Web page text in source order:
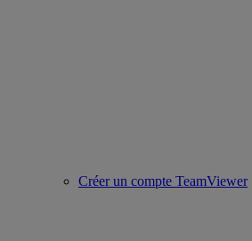
Créer un compte TeamViewer